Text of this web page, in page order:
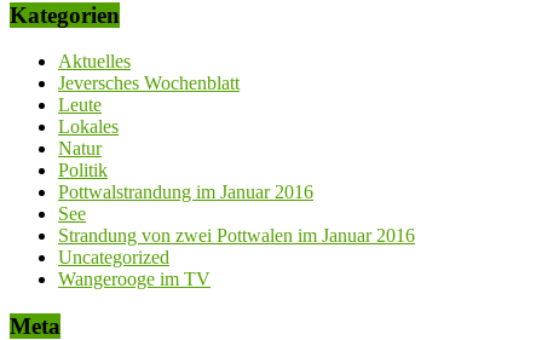
Kategorien
Aktuelles
Jeversches Wochenblatt
Leute
Lokales
Natur
Politik
Pottwalstrandung im Januar 2016
See
Strandung von zwei Pottwalen im Januar 2016
Uncategorized
Wangerooge im TV
Meta